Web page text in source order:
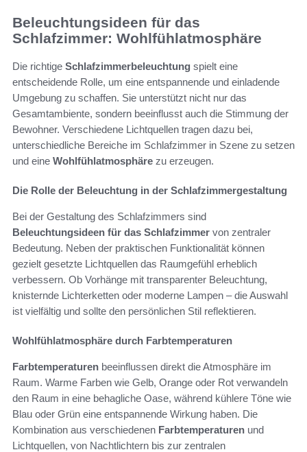
Beleuchtungsideen für das
Schlafzimmer: Wohlfühlatmosphäre
Die richtige Schlafzimmerbeleuchtung spielt eine
entscheidende Rolle, um eine entspannende und einladende
Umgebung zu schaffen. Sie unterstützt nicht nur das
Gesamtambiente, sondern beeinflusst auch die Stimmung der
Bewohner. Verschiedene Lichtquellen tragen dazu bei,
unterschiedliche Bereiche im Schlafzimmer in Szene zu setzen
und eine Wohlfühlatmosphäre zu erzeugen.
Die Rolle der Beleuchtung in der Schlafzimmergestaltung
Bei der Gestaltung des Schlafzimmers sind
Beleuchtungsideen für das Schlafzimmer von zentraler
Bedeutung. Neben der praktischen Funktionalität können
gezielt gesetzte Lichtquellen das Raumgefühl erheblich
verbessern. Ob Vorhänge mit transparenter Beleuchtung,
knisternde Lichterketten oder moderne Lampen – die Auswahl
ist vielfältig und sollte den persönlichen Stil reflektieren.
Wohlfühlatmosphäre durch Farbtemperaturen
Farbtemperaturen beeinflussen direkt die Atmosphäre im
Raum. Warme Farben wie Gelb, Orange oder Rot verwandeln
den Raum in eine behagliche Oase, während kühlere Töne wie
Blau oder Grün eine entspannende Wirkung haben. Die
Kombination aus verschiedenen Farbtemperaturen und
Lichtquellen, von Nachtlichtern bis zur zentralen